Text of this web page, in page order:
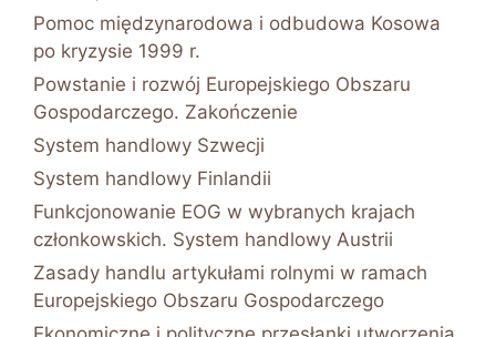
Pomoc międzynarodowa i odbudowa Kosowa
po kryzysie 1999 r.
Powstanie i rozwój Europejskiego Obszaru
Gospodarczego. Zakończenie
System handlowy Szwecji
System handlowy Finlandii
Funkcjonowanie EOG w wybranych krajach
członkowskich. System handlowy Austrii
Zasady handlu artykułami rolnymi w ramach
Europejskiego Obszaru Gospodarczego